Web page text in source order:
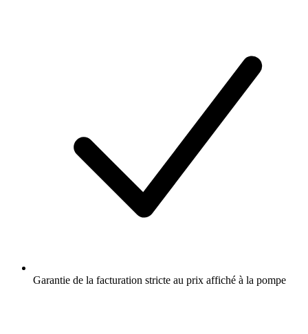
Garantie de la facturation stricte au prix affiché à la pompe